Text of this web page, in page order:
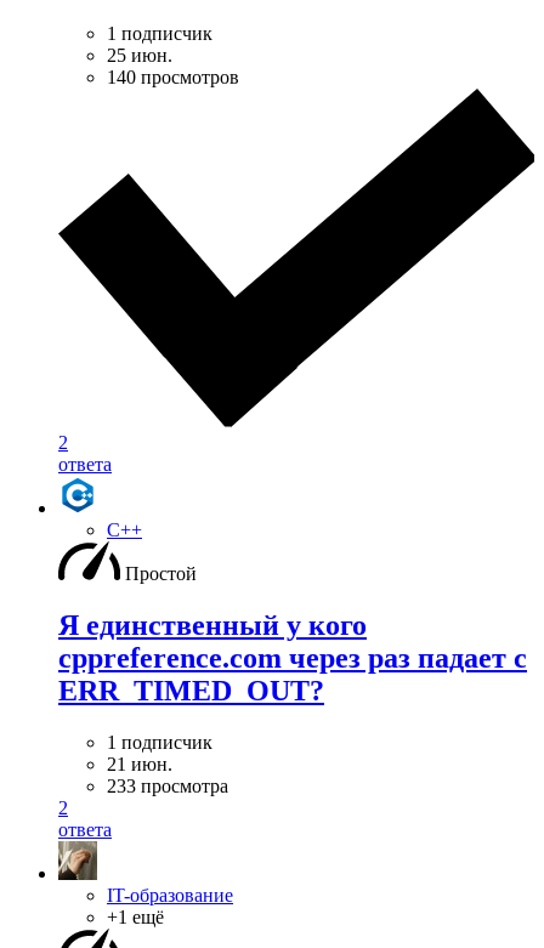
1 подписчик
25 июн.
140 просмотров
2
ответа
C++
Простой
Я единственный у кого
cppreference.com через раз падает с
ERR_TIMED_OUT?
1 подписчик
21 июн.
233 просмотра
2
ответа
IT-образование
+1 ещё